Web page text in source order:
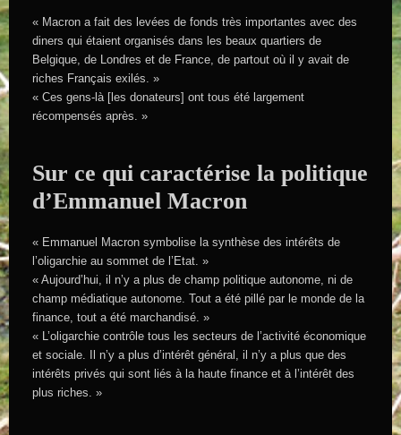
« Macron a fait des levées de fonds très importantes avec des
diners qui étaient organisés dans les beaux quartiers de
Belgique, de Londres et de France, de partout où il y avait de
riches Français exilés. »
« Ces gens-là [les donateurs] ont tous été largement
récompensés après. »
Sur ce qui caractérise la politique
d’Emmanuel Macron
« Emmanuel Macron symbolise la synthèse des intérêts de
l’oligarchie au sommet de l’Etat. »
« Aujourd’hui, il n’y a plus de champ politique autonome, ni de
champ médiatique autonome. Tout a été pillé par le monde de la
finance, tout a été marchandisé. »
« L’oligarchie contrôle tous les secteurs de l’activité économique
et sociale. Il n’y a plus d’intérêt général, il n’y a plus que des
intérêts privés qui sont liés à la haute finance et à l’intérêt des
plus riches. »